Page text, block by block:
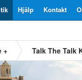
Kontakt
Hjälp
+ Talk The Talk